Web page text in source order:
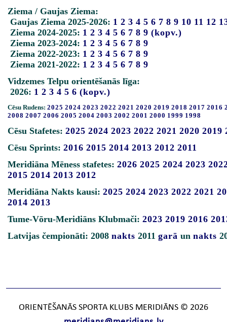
Ziema / Gaujas Ziema:
Gaujas Ziema 2025-2026: 1 2 3 4 5 6 7 8 9 10 11 12
Ziema 2024-2025: 1 2 3 4 5 6 7 8 9 (kopv.)
Ziema 2023-2024: 1 2 3 4 5 6 7 8 9
Ziema 2022-2023: 1 2 3 4 5 6 7 8 9
Ziema 2021-2022: 1 2 3 4 5 6 7 8 9
Vidzemes Telpu orientēšanās līga:
2026: 1 2 3 4 5 6 (kopv.)
Cēsu Rudens: 2025 2024 2023 2022 2021 2020 2019 2018 2017 2016
2008 2007 2006 2005 2004 2003 2002 2001 2000 1999 1998
Cēsu Stafetes: 2025 2024 2023 2022 2021 2020 2019
Cēsu Sprints: 2016 2015 2014 2013 2012 2011
Meridiāna Mēness stafetes: 2026 2025 2024 2023
2015 2014 2013 2012
Meridiāna Nakts kausi: 2025 2024 2023 2022 2021
2014 2013
Tume-Vōru-Meridiāns Klubmači: 2023 2019 2016
Latvijas čempionāti: 2008 nakts 2011 garā un nakts
ORIENTĒŠANĀS SPORTA KLUBS MERIDIĀNS © 2026